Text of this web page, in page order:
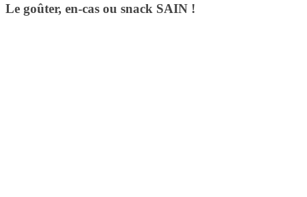
Le goûter, en-cas ou snack SAIN !